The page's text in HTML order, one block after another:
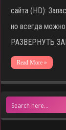
сайта (HD):
но всегда можно
РАЗВЕРНУТЬ
Read More »